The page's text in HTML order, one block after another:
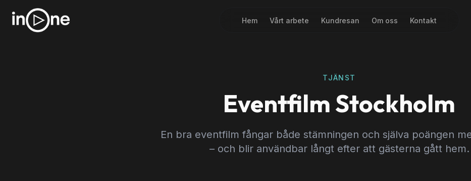
Hem Vårt arbete Kundresan Om oss Kontakt
TJÄNST
Eventfilm Stockholm
En bra eventfilm fångar både stämningen och själva poängen
– och blir användbar långt efter att gästerna gått hem.